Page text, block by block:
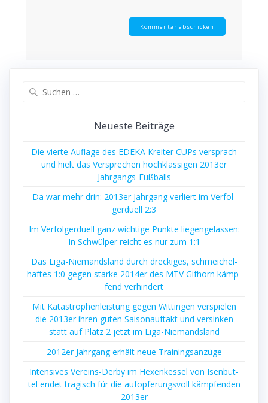
Neu­es­te Beiträge
Die vier­te Auf­la­ge des EDEKA Krei­ter CUPs ver­sprach
und hielt das Ver­spre­chen hoch­klas­si­gen 2013er
Jahrgangs-Fußballs
Da war mehr drin: 2013er Jahr­gang ver­liert im Ver­fol­
ger­du­ell 2:3
Im Ver­fol­ger­du­ell ganz wich­ti­ge Punk­te lie­gen­ge­las­sen:
In Schwül­per reicht es nur zum 1:1
Das Liga-Nie­mands­land durch dre­cki­ges, schmei­chel­
haf­tes 1:0 gegen star­ke 2014er des MTV Gif­horn kämp­
fend verhindert
Mit Kata­stro­phen­leis­tung gegen Wit­tin­gen ver­spie­len
die 2013er ihren guten Sai­son­auf­takt und ver­sin­ken
statt auf Platz 2 jetzt im Liga-Niemandsland
2012er Jahr­gang erhält neue Trainingsanzüge
Inten­si­ves Ver­eins-Der­by im Hexen­kes­sel von Isen­büt­
tel endet tra­gisch für die auf­op­fe­rungs­voll kämp­fen­den
2013er